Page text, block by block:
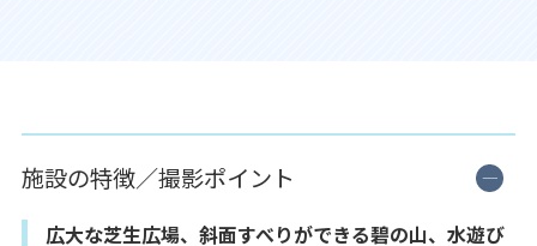
施設の特徴／撮影ポイント
広大な芝生広場、斜面すべりができる碧の山、水遊び